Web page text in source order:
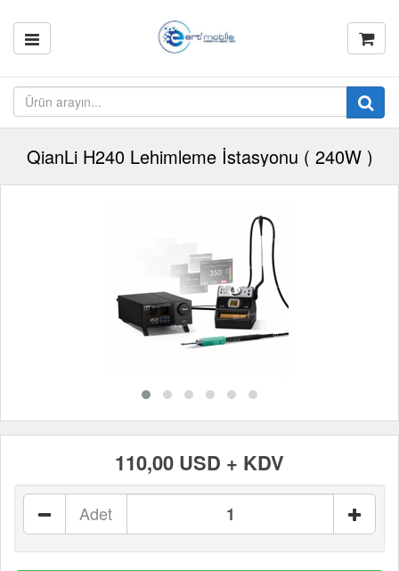
QianLi H240 Lehimleme İstasyonu ( 240W )
110,00 USD + KDV
Adet